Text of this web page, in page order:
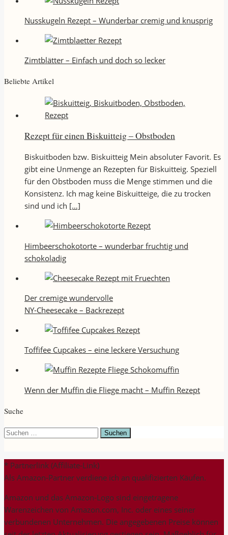
Nusskugeln Rezept – Wunderbar cremig und knusprig
Zimtblätter – Einfach und doch so lecker
Beliebte Artikel
Rezept für einen Biskuitteig – Obstboden
Biskuitboden bzw. Biskuitteig Mein absoluter Favorit. Es
gibt eine Unmenge an Rezepten für Biskuitteig. Speziell
für den Obstboden muss die Menge stimmen und die
Konsistenz. Ich mag keine Biskuitteige, die zu trocken
sind und ich […]
Himbeerschokotorte – wunderbar fruchtig und
schokoladig
Der cremige wundervolle
NY-Cheesecake – Backrezept
Toffifee Cupcakes – eine leckere Versuchung
Wenn der Muffin die Fliege macht – Muffin Rezept
Suche
Suchen
* Partnerlink (Affiliate-Link)
Als Amazon-Partner verdiene ich an qualifizierten Käufen.
Amazon und das Amazon-Logo sind eingetragene
Warenzeichen von Amazon.com, Inc. oder eines seiner
verbundenen Unternehmen. Die angegebenen Preise können